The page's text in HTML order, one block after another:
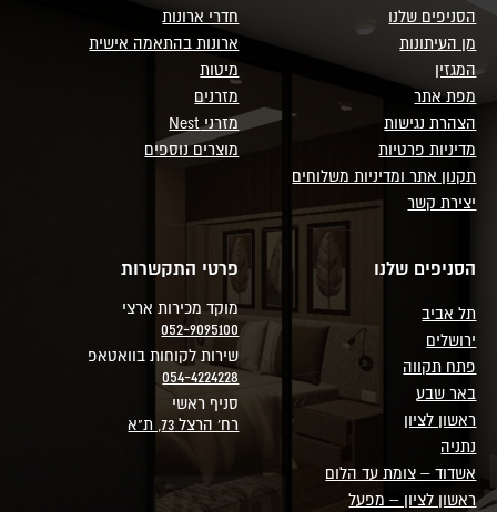
הסניפים שלנו
מן העיתונות
המגזין
מפת אתר
הצהרת נגישות
מדיניות פרטיות
תקנון אתר ומדיניות משלוחים
יצירת קשר
חדרי ארונות
ארונות בהתאמה אישית
מיטות
מזרנים
מזרני Nest
מוצרים נוספים
הסניפים שלנו
תל אביב
ירושלים
פתח תקווה
באר שבע
ראשון לציון
נתניה
אשדוד – צומת עד הלום
ראשון לציון – מפעל
פרטי התקשרות
מוקד מכירות ארצי
052-9095100
שירות לקוחות בוואטאפ
054-4224228
סניף ראשי
רח' הרצל 73, ת"א